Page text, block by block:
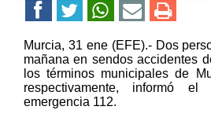
Murcia, 31 ene (EFE).- Dos
mañana en sendos accidentes
los términos municipales de
respectivamente, informó
emergencia 112.